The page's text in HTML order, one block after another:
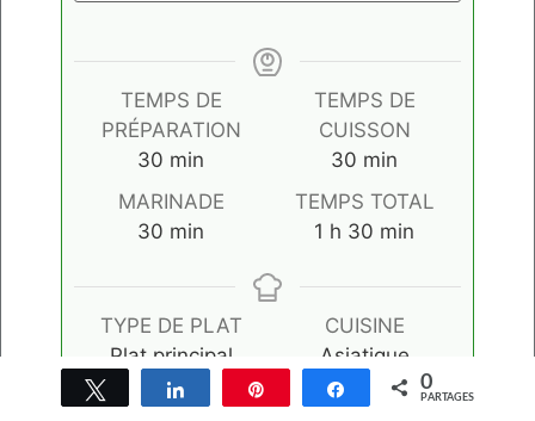
TEMPS DE
PRÉPARATION
30 minutes
min
TEMPS DE
CUISSON
30 minutes
min
MARINADE
30 minutes
min
TEMPS TOTAL
1 heure
h 30 minutes
min
TYPE DE PLAT
Plat principal
CUISINE
Asiatique
Tweetez Partagez Épingle Partagez0
PARTAGES